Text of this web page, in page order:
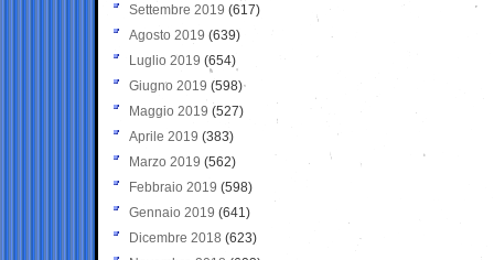
Settembre 2019 (617)
Agosto 2019 (639)
Luglio 2019 (654)
Giugno 2019 (598)
Maggio 2019 (527)
Aprile 2019 (383)
Marzo 2019 (562)
Febbraio 2019 (598)
Gennaio 2019 (641)
Dicembre 2018 (623)